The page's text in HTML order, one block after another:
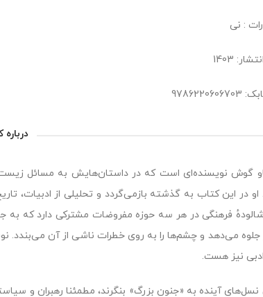
: نی
1403
گوش نویسنده‌ای است که در داستان‌هایش به مسائل
در این کتاب به گذشته بازمی‌گردد و تحلیلی از ادبیات،
فرهنگی در هر سه حوزه مفروضات مشترکی دارد که به
می‌دهد و چشم‌ها را به روی خطرات ناشی از آن می‌بندد.
نیز هست.
آینده به «جنون بزرگ» بنگرند، مطمئنا رهبران و